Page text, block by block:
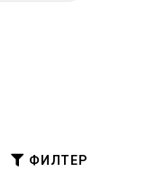
ФИЛТЕР